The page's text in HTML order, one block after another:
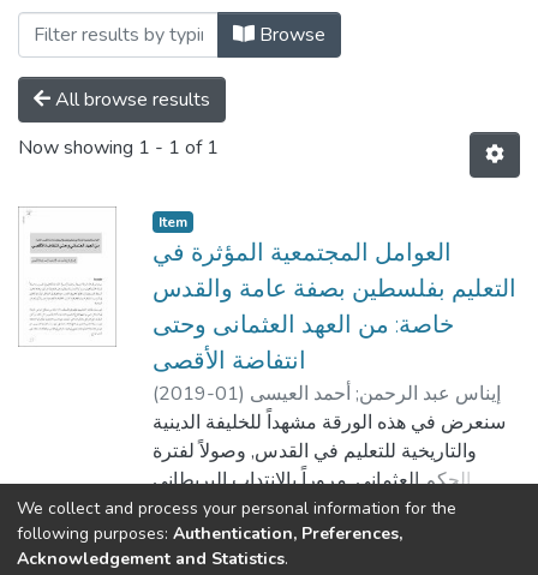
Browse
All browse results
Now showing 1 - 1 of 1
Item
العوامل المجتمعية المؤثرة في
التعليم بفلسطين بصفة عامة والقدس
خاصة: من العهد العثمانى وحتى
انتفاضة الأقصى
(2019-01) إيناس عبد الرحمن; أحمد العيسى
سنعرض في هذه الورقة مشهداً للخليفة الدينية
والتاريخية للتعليم في القدس, وصولاً لفترة
الحكم العثماني, مروراً بالانتداب البريطاني
وحتى قيام دولة إسرائيل وبعدها دخول السلطة
الفلسطينية إلى قطاع التعليم في القدس؛ مع
التطرق إلى العوامل المؤثرة في التعليم في
Show more
We collect and process your personal information for the
following purposes: Authentication, Preferences,
Acknowledgement and Statistics.